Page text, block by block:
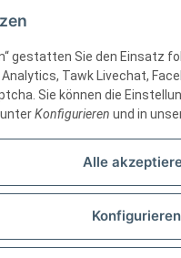
gestatten Sie den Einsatz
Tawk Livechat,
Sie können die
Konfigurieren und in
Alle
Konfigurieren